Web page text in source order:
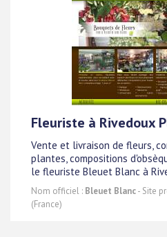
Fleuriste à Rivedoux
Vente et livraison de fleurs,
plantes, compositions
le fleuriste Bleuet Blanc à
Nom officiel : Bleuet Blanc- Site
(France)